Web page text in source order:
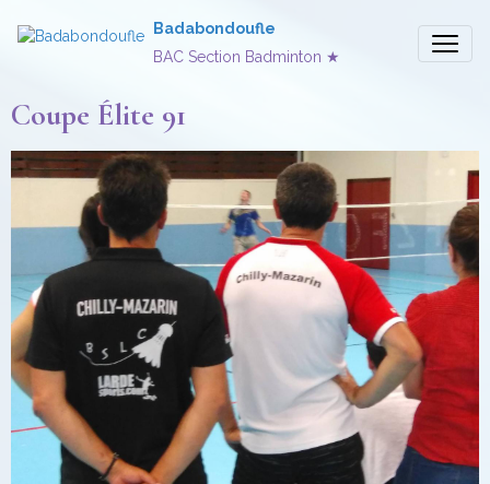
Badabondoufle
BAC Section Badminton ★
Coupe Élite 91